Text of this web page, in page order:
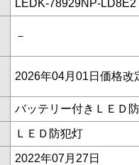
LEDK-78929NP-LD8E2
－
2026年04月01日価格改
バッテリー付き
ＬＥＤ防犯灯
2022年07月27日